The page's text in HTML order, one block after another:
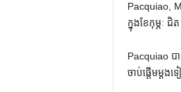
Pacquiao,
ក្នុងខែកុម្ភៈ
Pacquiao ប
ចាប់ផ្តើមម្តង